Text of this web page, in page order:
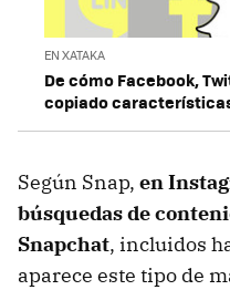
EN XATAKA
De cómo Facebook,
copiado
Según Snap, en
búsquedas de
Snapchat, incluidos
aparece este tipo de